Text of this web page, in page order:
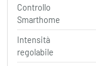
Controllo
Smarthome
Intensità
regolabile